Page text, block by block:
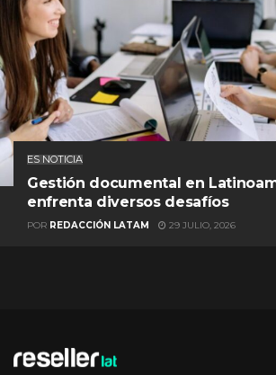
ES NOTICIA
Gestión documental en
enfrenta diversos desafíos
POR REDACCIÓN LATAM 29 JULIO, 2026